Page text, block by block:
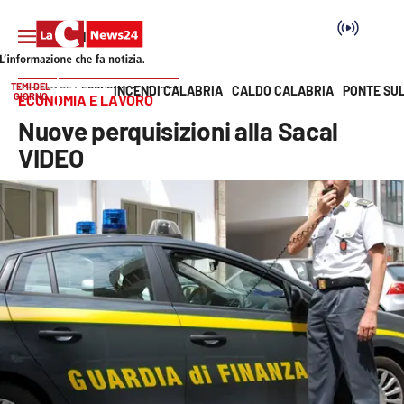
SEZIONI
Cronaca
Politica
Attualità
Economia e lavoro
Italia Mondo
Vai
TEMI DEL
GIORNO
INCENDI CALABRIA CALDO CALABRIA PONTE
HOME PAGE ECONOMIA E LAVORO
ECONOMIA E LAVORO
Nuove perquisizioni alla Sacal
VIDEO